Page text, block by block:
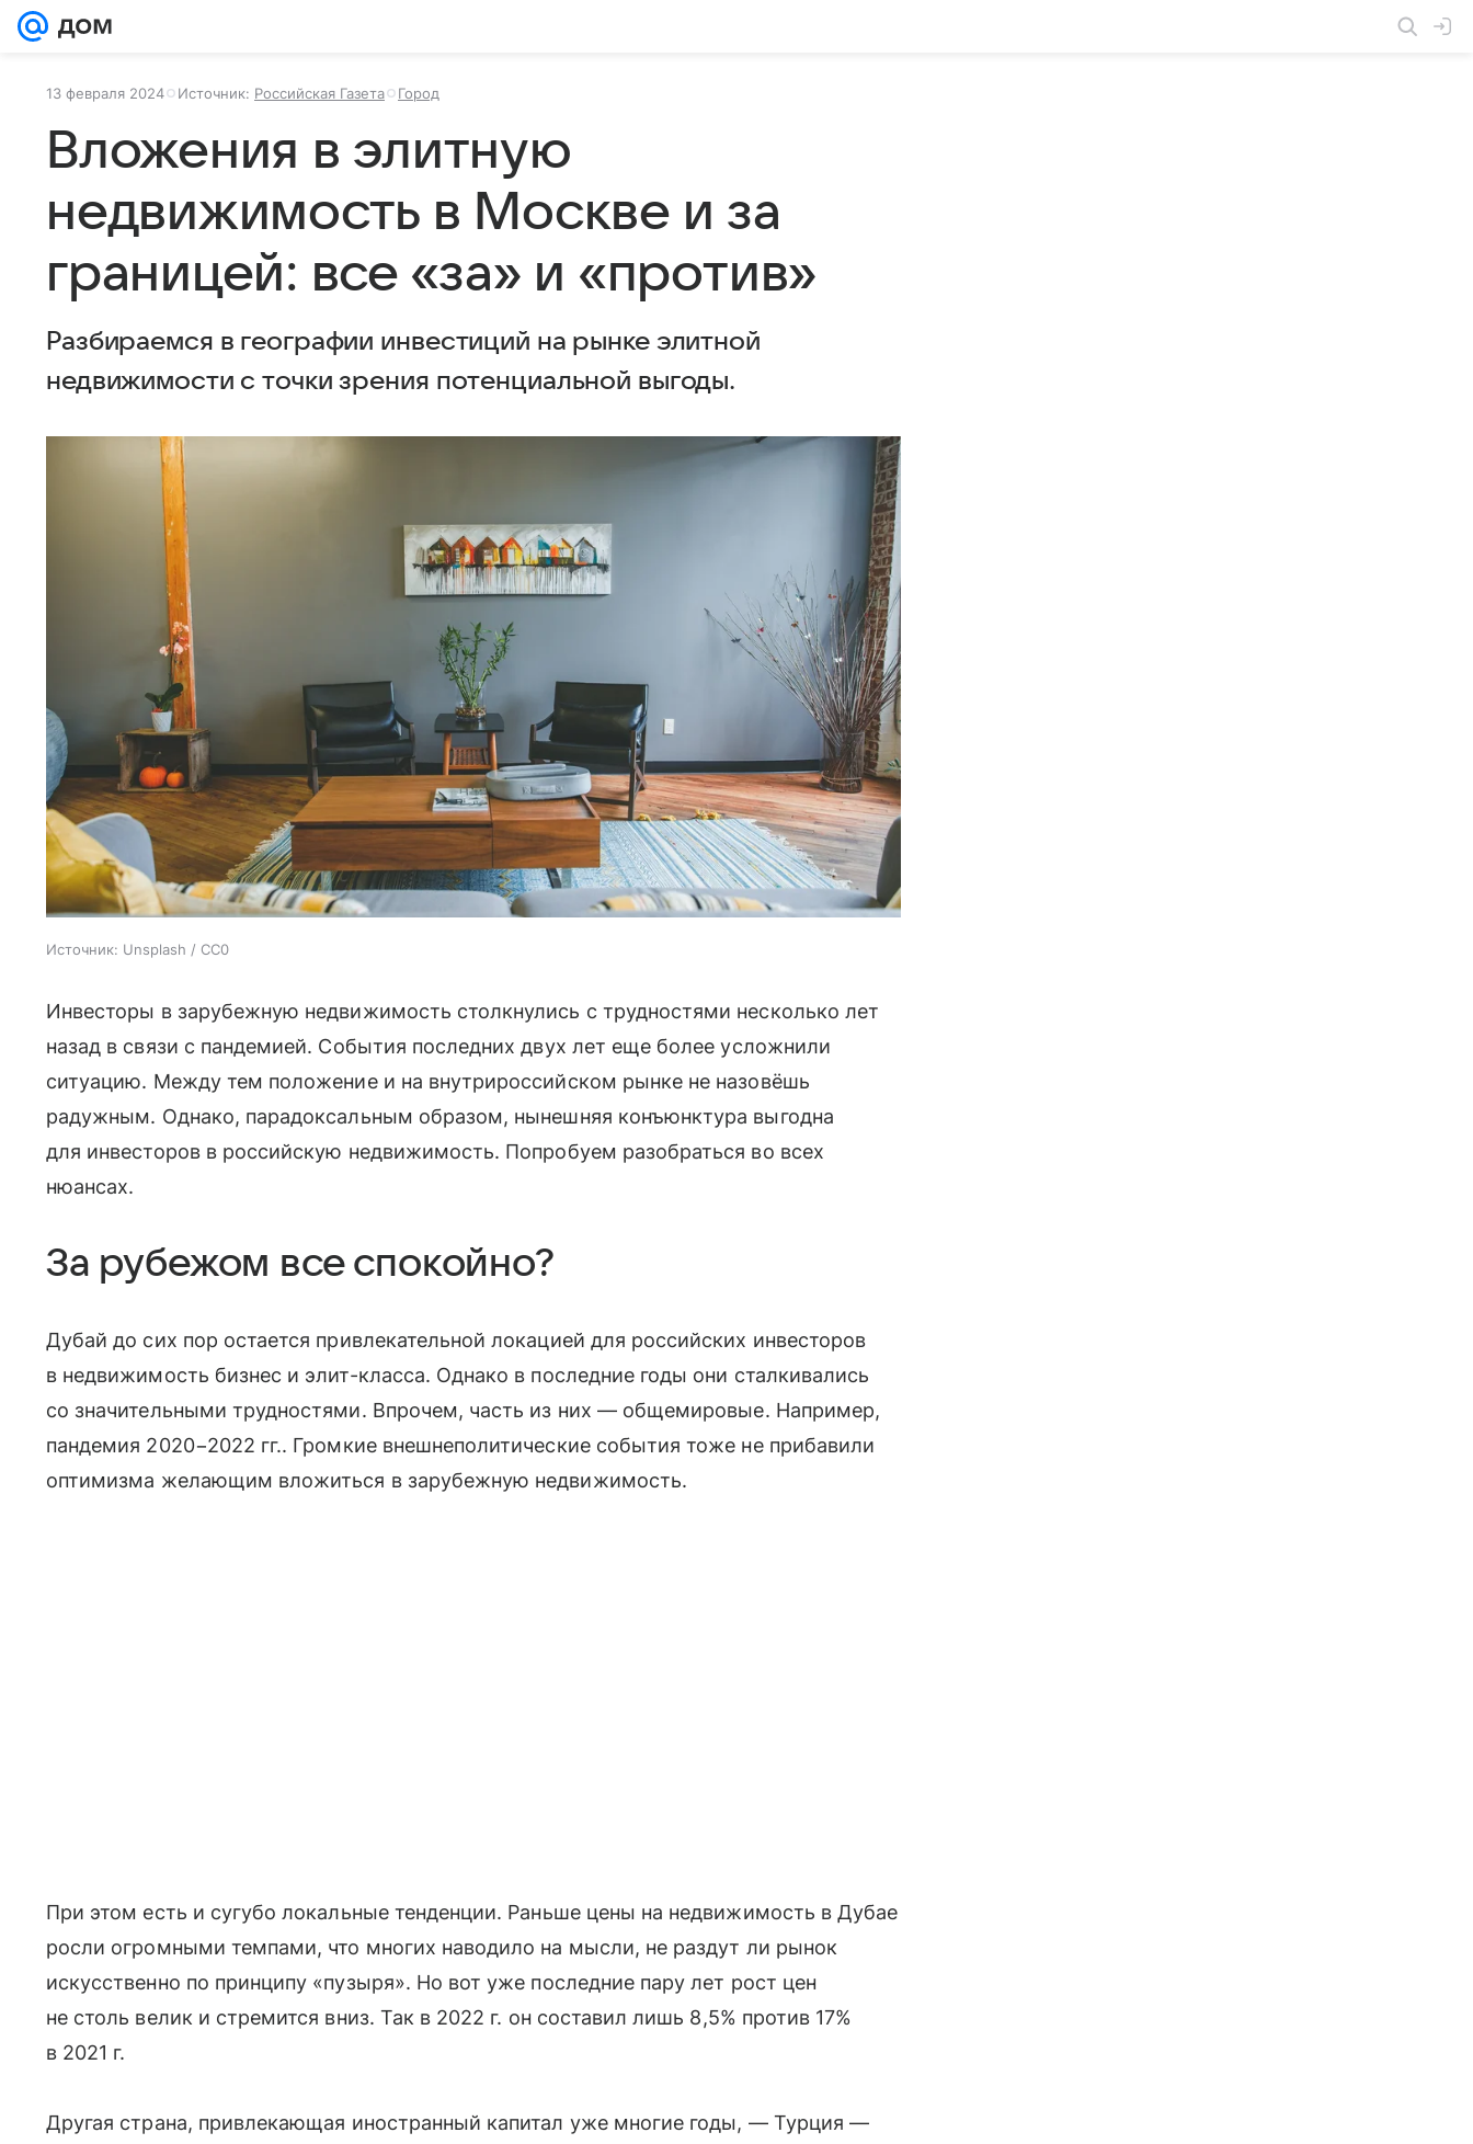
13 февраля 2024 Источник: Российская Газета Город
Вложения в элитную
недвижимость в Москве и за
границей: все «за» и «против»
Разбираемся в географии инвестиций на рынке элитной
недвижимости с точки зрения потенциальной выгоды.
Источник: Unsplash / CC0
Инвесторы в зарубежную недвижимость столкнулись с трудностями несколько лет
назад в связи с пандемией. События последних двух лет еще более усложнили
ситуацию. Между тем положение и на внутрироссийском рынке не назовёшь
радужным. Однако, парадоксальным образом, нынешняя конъюнктура выгодна
для инвесторов в российскую недвижимость. Попробуем разобраться во всех
нюансах.
За рубежом все спокойно?
Дубай до сих пор остается привлекательной локацией для российских инвесторов
в недвижимость бизнес и элит-класса. Однако в последние годы они сталкивались
со значительными трудностями. Впрочем, часть из них — общемировые. Например,
пандемия 2020−2022 гг.. Громкие внешнеполитические события тоже не прибавили
оптимизма желающим вложиться в зарубежную недвижимость.
При этом есть и сугубо локальные тенденции. Раньше цены на недвижимость в Дубае
росли огромными темпами, что многих наводило на мысли, не раздут ли рынок
искусственно по принципу «пузыря». Но вот уже последние пару лет рост цен
не столь велик и стремится вниз. Так в 2022 г. он составил лишь 8,5% против 17%
в 2021 г.
Другая страна, привлекающая иностранный капитал уже многие годы, — Турция —